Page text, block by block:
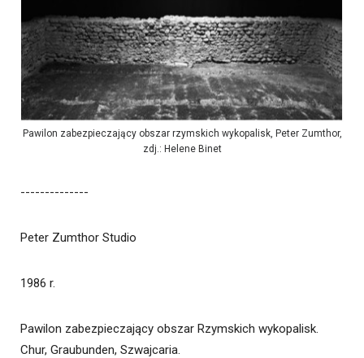
Pawilon zabezpieczający obszar rzymskich wykopalisk, Peter Zumthor,
zdj.: Helene Binet
--------------
Peter Zumthor Studio
1986 r.
Pawilon zabezpieczający obszar Rzymskich wykopalisk.
Chur, Graubunden, Szwajcaria.